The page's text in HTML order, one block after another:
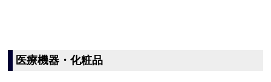
医療機器・化粧品